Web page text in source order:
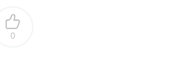
0